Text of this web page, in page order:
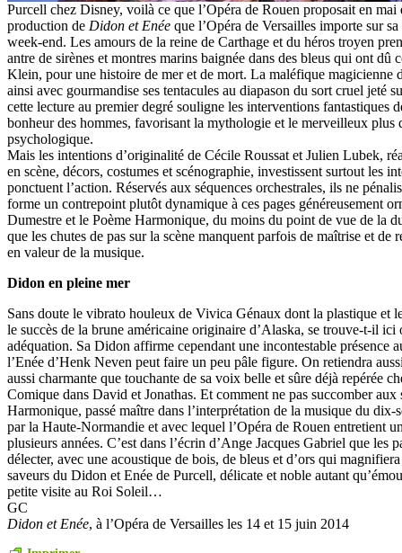
Purcell chez Disney, voilà ce que l’Opéra de Rouen proposait en mai
production de Didon et Enée que l’Opéra de Versailles importe sur
week-end. Les amours de la reine de Carthage et du héros troyen
antre de sirènes et montres marins baignée dans des bleus qui ont dû
Klein, pour une histoire de mer et de mort. La maléfique magicienne
ainsi avec gourmandise ses tentacules au diapason du sort cruel jeté
cette lecture au premier degré souligne les interventions fantastiques
bonheur des hommes, favorisant la mythologie et le merveilleux plus
psychologique.
Mais les intentions d’originalité de Cécile Roussat et Julien Lubek,
en scène, décors, costumes et scénographie, investissent surtout les
ponctuent l’action. Réservés aux séquences orchestrales, ils ne
forme un contrepoint plutôt dynamique à ces pages généreusement
Dumestre et le Poème Harmonique, du moins du point de vue de la
que les chutes de pas sur la scène manquent parfois de maîtrise et de
en valeur de la musique.
Didon en pleine mer
Sans doute le vibrato houleux de Vivica Génaux dont la plastique et
le succès de la brune américaine originaire d’Alaska, se trouve-t-il ici
adéquation. Sa Didon affirme cependant une incontestable présence
l’Enée d’Henk Neven peut faire un peu pâle figure. On retiendra
aussi charmante que touchante de sa voix belle et sûre déjà repérée
Comique dans David et Jonathas. Et comment ne pas succomber aux
Harmonique, passé maître dans l’interprétation de la musique du dix-
par la Haute-Normandie et avec lequel l’Opéra de Rouen entretient
plusieurs années. C’est dans l’écrin d’Ange Jacques Gabriel que les
délecter, avec une acoustique de bois, de bleus et d’ors qui
saveurs du Didon et Enée de Purcell, délicate et noble autant
petite visite au Roi Soleil…
GC
Didon et Enée, à l’Opéra de Versailles les 14 et 15 juin 2014